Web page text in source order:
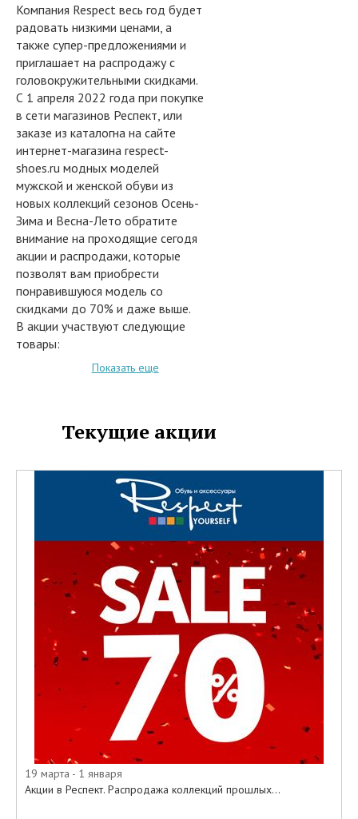
Компания Respect весь год будет
радовать низкими ценами, а
также супер-предложениями и
приглашает на распродажу с
головокружительными скидками.
С 1 апреля 2022 года при покупке
в сети магазинов Респект, или
заказе из каталогна на сайте
интернет-магазина respect-
shoes.ru модных моделей
мужской и женской обуви из
новых коллекций сезонов Осень-
Зима и Весна-Лето обратите
внимание на проходящие сегодя
акции и распродажи, которые
позволят вам приобрести
понравившуюся модель со
скидками до 70% и даже выше.
В акции участвуют следующие
товары:
• Кеды и кроссовки
И многое другое.
Приходите в наши салоны, или
заказывайте из специального
онлайн-каталога на официальном
сайте Respect все самое
необходимое по
привлекательным ценам.
Показать еще
Текущие акции
19 марта - 1 января
Акции в Респект. Распродажа коллекций прошлых...